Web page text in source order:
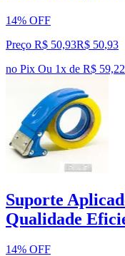
14% OFF
Preço R$ 50,93R$ 50,93
no Pix Ou 1x de R$
Suporte
Qualidade
14% OFF